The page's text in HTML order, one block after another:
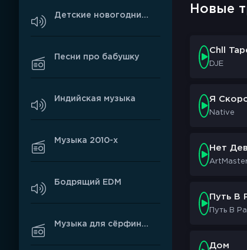
Новые
Chll
DJE
Я
Native
Нет
Путь В
Путь В
Дом
Детские новогодние песни
Песни про бабушку
Индийская музыка
Музыка 2010-х
Бодрящий EDM
Музыка для сёрфинга